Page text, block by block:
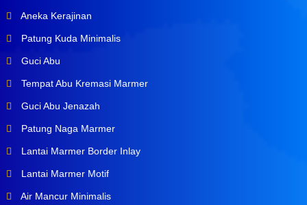
Aneka Kerajinan
Patung Kuda Minimalis
Guci Abu
Tempat Abu Kremasi Marmer
Guci Abu Jenazah
Patung Naga Marmer
Lantai Marmer Border Inlay
Lantai Marmer Motif
Air Mancur Minimalis